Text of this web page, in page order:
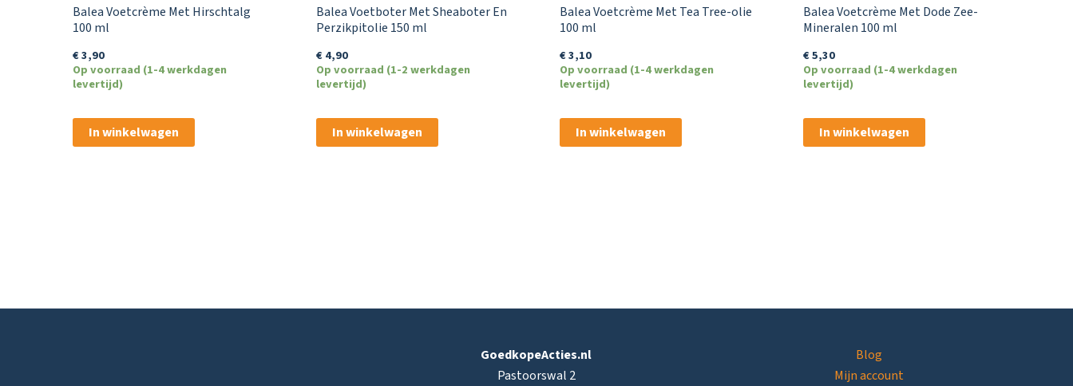
Balea Voetcrème Met Hirschtalg
100 ml
€3,90
Op voorraad (1-4 werkdagen
levertijd)
In winkelwagen
Balea Voetboter Met Sheaboter En
Perzikpitolie 150 ml
€4,90
Op voorraad (1-2 werkdagen
levertijd)
In winkelwagen
Balea Voetcrème Met Tea Tree-olie
100 ml
€3,10
Op voorraad (1-4 werkdagen
levertijd)
In winkelwagen
Balea Voetcrème Met Dode Zee-
Mineralen 100 ml
€5,30
Op voorraad (1-4 werkdagen
levertijd)
In winkelwagen
GoedkopeActies.nl
Pastoorswal 2
Blog
Mijn account